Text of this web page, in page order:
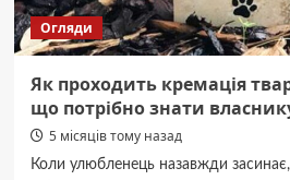
Огляди
Як проходить кремація
що потрібно знати
5 місяців тому назад
Коли улюбленець назавжди